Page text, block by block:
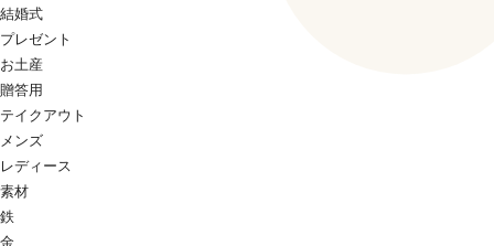
結婚式
プレゼント
お土産
贈答用
テイクアウト
メンズ
レディース
素材
鉄
金